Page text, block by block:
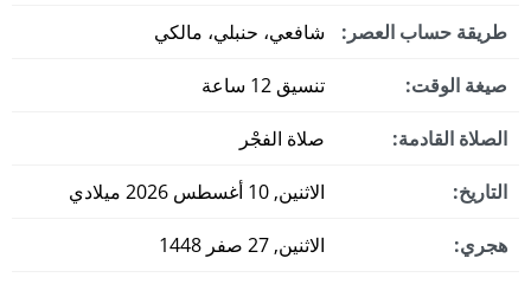
طريقة حساب العصر: شافعي، حنبلي، مالكي
صيغة الوقت: تنسيق 12 ساعة
الصلاة القادمة: صلاة الفجْر
التاريخ: الاثنين, 10 أغسطس 2026 ميلادي
هجري: الاثنين, 27 صفر 1448